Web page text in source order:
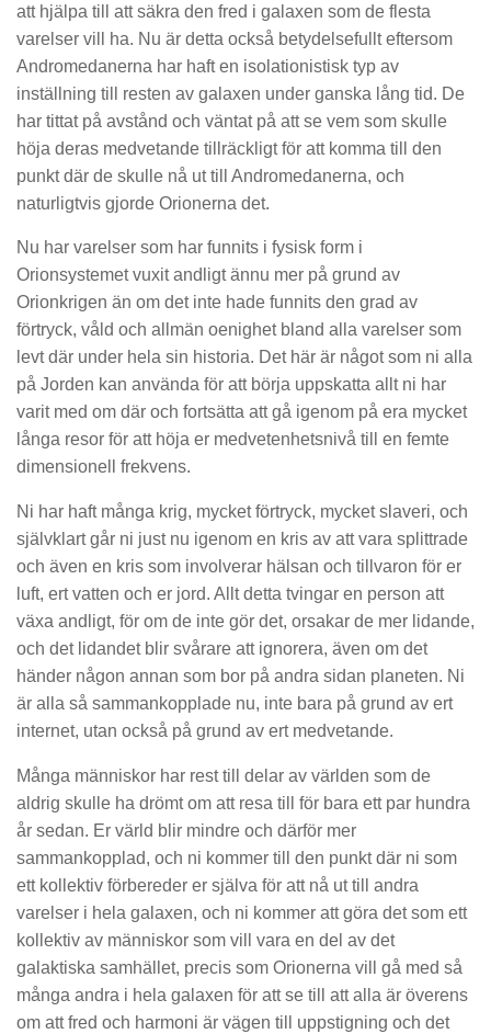
att hjälpa till att säkra den fred i galaxen som de flesta
varelser vill ha. Nu är detta också betydelsefullt eftersom
Andromedanerna har haft en isolationistisk typ av
inställning till resten av galaxen under ganska lång tid. De
har tittat på avstånd och väntat på att se vem som skulle
höja deras medvetande tillräckligt för att komma till den
punkt där de skulle nå ut till Andromedanerna, och
naturligtvis gjorde Orionerna det.
Nu har varelser som har funnits i fysisk form i
Orionsystemet vuxit andligt ännu mer på grund av
Orionkrigen än om det inte hade funnits den grad av
förtryck, våld och allmän oenighet bland alla varelser som
levt där under hela sin historia. Det här är något som ni alla
på Jorden kan använda för att börja uppskatta allt ni har
varit med om där och fortsätta att gå igenom på era mycket
långa resor för att höja er medvetenhetsnivå till en femte
dimensionell frekvens.
Ni har haft många krig, mycket förtryck, mycket slaveri, och
självklart går ni just nu igenom en kris av att vara splittrade
och även en kris som involverar hälsan och tillvaron för er
luft, ert vatten och er jord. Allt detta tvingar en person att
växa andligt, för om de inte gör det, orsakar de mer lidande,
och det lidandet blir svårare att ignorera, även om det
händer någon annan som bor på andra sidan planeten. Ni
är alla så sammankopplade nu, inte bara på grund av ert
internet, utan också på grund av ert medvetande.
Många människor har rest till delar av världen som de
aldrig skulle ha drömt om att resa till för bara ett par hundra
år sedan. Er värld blir mindre och därför mer
sammankopplad, och ni kommer till den punkt där ni som
ett kollektiv förbereder er själva för att nå ut till andra
varelser i hela galaxen, och ni kommer att göra det som ett
kollektiv av människor som vill vara en del av det
galaktiska samhället, precis som Orionerna vill gå med så
många andra i hela galaxen för att se till att alla är överens
om att fred och harmoni är vägen till uppstigning och det